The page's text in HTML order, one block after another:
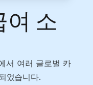
여 소
서 여러 글로벌 카
었습니다.